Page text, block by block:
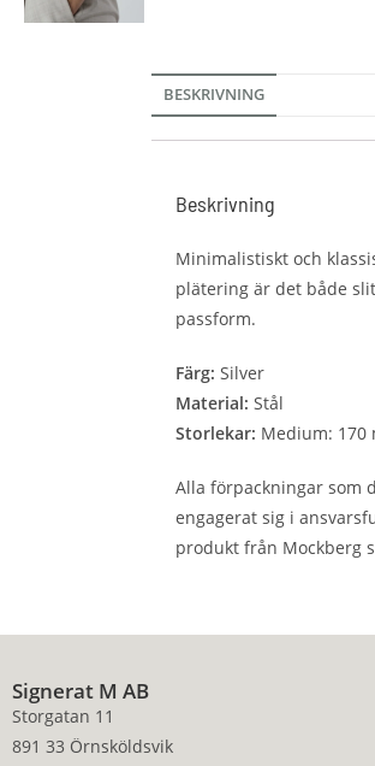
BESKRIVNING
Beskrivning
Minimalistiskt och
plätering är det både
passform.
Färg: Silver
Material: Stål
Storlekar: Medium: 170
Alla förpackningar som
engagerat sig i
produkt från Mockberg
Signerat M AB
Storgatan 11
891 33 Örnsköldsvik